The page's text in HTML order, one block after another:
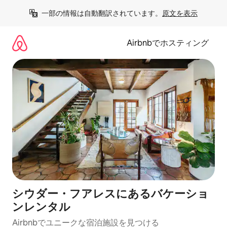
一部の情報は自動翻訳されています。 原文を表示
Airbnbでホスティング
シウダー・フアレスにあるバケーショ
ンレンタル
Airbnbでユニークな宿泊施設を見つける